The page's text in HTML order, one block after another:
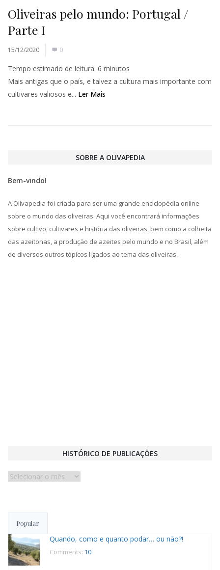
Oliveiras pelo mundo: Portugal /
Parte I
15/12/2020 0
Tempo estimado de leitura: 6 minutos
Mais antigas que o país, e talvez a cultura mais importante com
cultivares valiosos e... Ler Mais
SOBRE A OLIVAPEDIA
Bem-vindo!
A Olivapedia foi criada para ser uma grande enciclopédia online
sobre o mundo das oliveiras. Aqui você encontrará informações
sobre cultivo, cultivares e história das oliveiras, bem como a colheita
das azeitonas, a produção de azeites pelo mundo e no Brasil, além
de diversos outros tópicos ligados ao tema das oliveiras.
HISTÓRICO DE PUBLICAÇÕES
Histórico
Popular
Quando, como e quanto podar… ou não?!
Comments: 10